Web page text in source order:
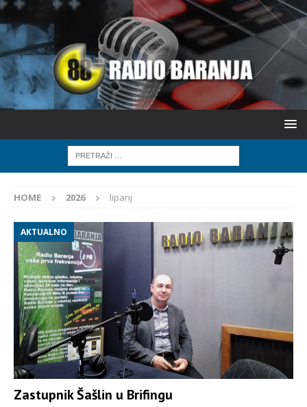
HOME 2026 lipanj
AKTUALNO
Zastupnik Šašlin u Brifingu